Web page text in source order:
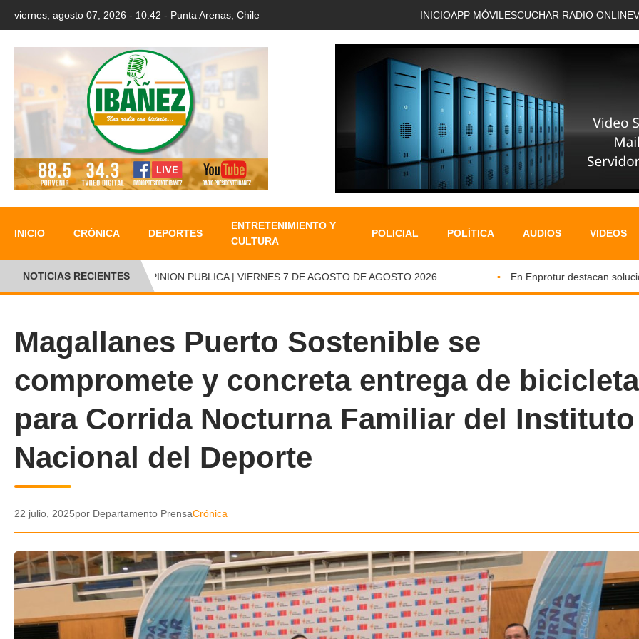
viernes, agosto 07, 2026 - 10:42 - Punta Arenas, Chile INICIOAPP MÓVIL ESCUCHAR RADIO ONLINE
INICIO CRÓNICA DEPORTES
ENTRETENIMIENTO Y
CULTURA
POLICIAL POLÍTICA AUDIOS VIDEOS
NOTICIAS RECIENTESOPINION PUBLICA | VIERNES 7 DE AGOSTO DE AGOSTO 2026. En Enprotur destacan
Magallanes Puerto Sostenible se
compromete y concreta entrega de
para Corrida Nocturna Familiar del Instituto
Nacional del Deporte
22 julio, 2025por Departamento PrensaCrónica